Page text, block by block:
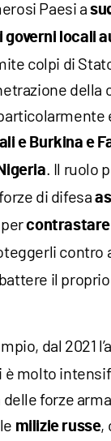
Paesi a
governi locali
colpi di
e Burkina e
. Il ruolo
di difesa
per
contro
il
dal 2021
è molto
delle forze
milizie russe,